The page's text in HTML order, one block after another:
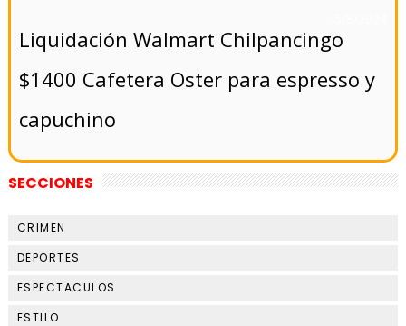
Liquidación Walmart Chilpancingo
$1400 Cafetera Oster para espresso y
capuchino
SECCIONES
CRIMEN
DEPORTES
ESPECTACULOS
ESTILO